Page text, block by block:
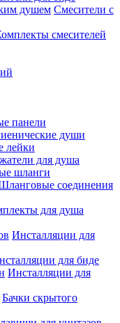
Смесители с
смесителей
панели
души
лейки
для душа
шланги
соединения
для душа
Инсталляции для
для биде
Инсталляции для
Бачки скрытого